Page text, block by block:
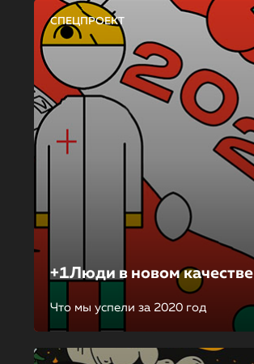
СПЕЦПРОЕКТ
+1Люди в новом качестве
Что мы успели за 2020 год